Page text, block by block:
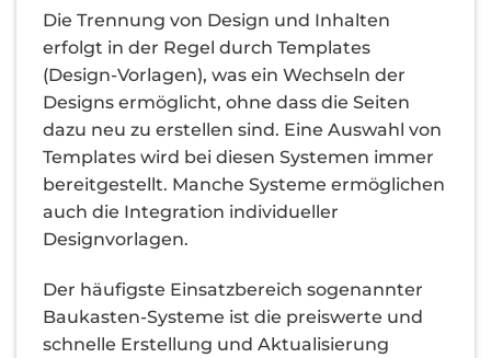
Die Trennung von Design und Inhalten
erfolgt in der Regel durch Templates
(Design-Vorlagen), was ein Wechseln der
Designs ermöglicht, ohne dass die Seiten
dazu neu zu erstellen sind. Eine Auswahl von
Templates wird bei diesen Systemen immer
bereitgestellt. Manche Systeme ermöglichen
auch die Integration individueller
Designvorlagen.
Der häufigste Einsatzbereich sogenannter
Baukasten-Systeme ist die preiswerte und
schnelle Erstellung und Aktualisierung